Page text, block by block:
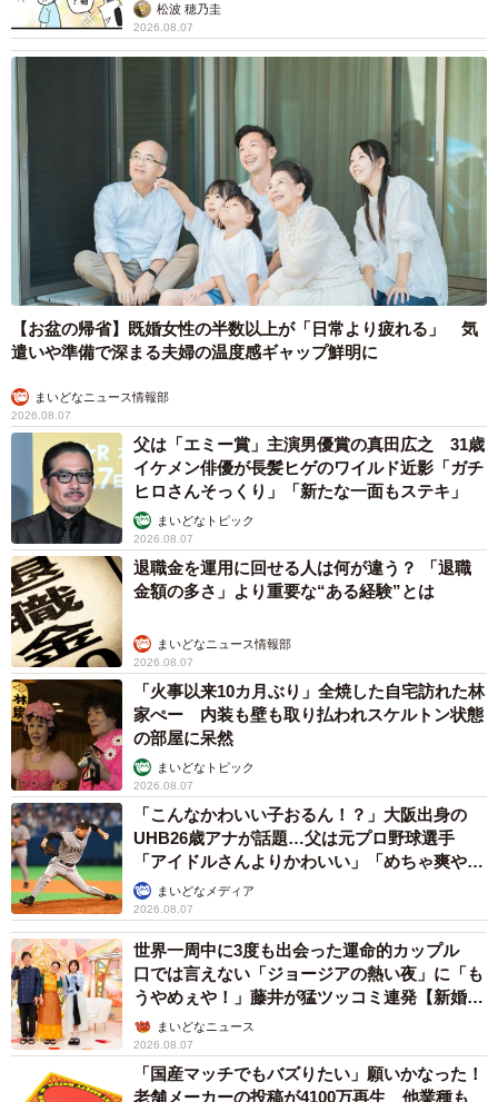
松波 穂乃圭
2026.08.07
【お盆の帰省】既婚女性の半数以上が「日常より疲れる」 気
遣いや準備で深まる夫婦の温度感ギャップ鮮明に
まいどなニュース情報部
2026.08.07
父は「エミー賞」主演男優賞の真田広之 31歳
イケメン俳優が長髪ヒゲのワイルド近影「ガチ
ヒロさんそっくり」「新たな一面もステキ」
まいどなトピック
2026.08.07
退職金を運用に回せる人は何が違う？ 「退職
金額の多さ」より重要な“ある経験”とは
まいどなニュース情報部
2026.08.07
「火事以来10カ月ぶり」全焼した自宅訪れた林
家ぺー 内装も壁も取り払われスケルトン状態
の部屋に呆然
まいどなトピック
2026.08.07
「こんなかわいい子おるん！？」大阪出身の
UHB26歳アナが話題…父は元プロ野球選手
「アイドルさんよりかわいい」「めちゃ爽や
か」まいどなメディア
2026.08.07
世界一周中に3度も出会った運命的カップル
口では言えない「ジョージアの熱い夜」に「も
うやめぇや！」藤井が猛ツッコミ連発【新婚さ
ん】まいどなニュース
2026.08.07
「国産マッチでもバズりたい」願いかなった！
老舗メーカーの投稿が4100万再生 他業種も